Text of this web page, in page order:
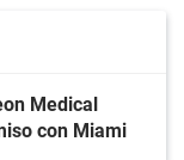
Medical
con Miami